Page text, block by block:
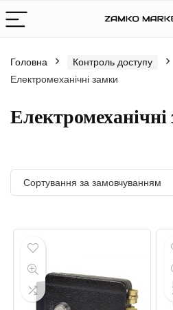
Головна Контроль доступу
Електромеханічні замки
Сортування за замовчуванням